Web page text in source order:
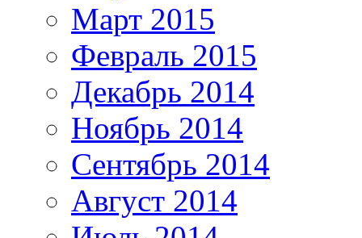
Март 2015
Февраль 2015
Декабрь 2014
Ноябрь 2014
Сентябрь 2014
Август 2014